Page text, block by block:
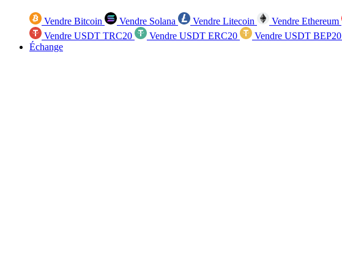
Vendre Bitcoin Vendre Solana Vendre Litecoin Vendre Ethereum
Vendre USDT TRC20
Vendre USDT ERC20 Vendre USDT BEP20
Échange